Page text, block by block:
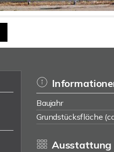
Baujahr
Grundstücksfläche
Ausstattung